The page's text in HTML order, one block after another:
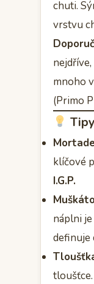
chuti.
vrstvu
mnoho
(Primo
klíčové
I.G.P.
náplni
definuje